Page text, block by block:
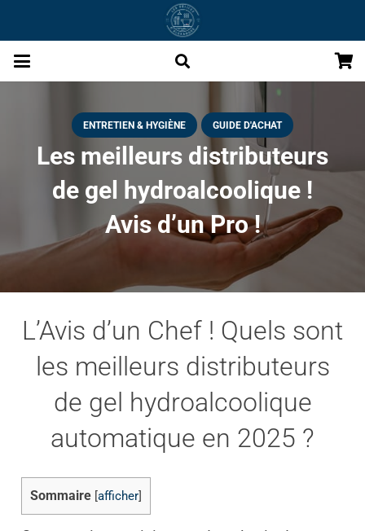
ENTRETIEN & HYGIÈNE GUIDE D'ACHAT
Les meilleurs distributeurs
de gel hydroalcoolique !
Avis d’un Pro !
L’Avis d’un Chef ! Quels sont
les meilleurs distributeurs
de gel hydroalcoolique
automatique en 2025 ?
Sommaire afficher]